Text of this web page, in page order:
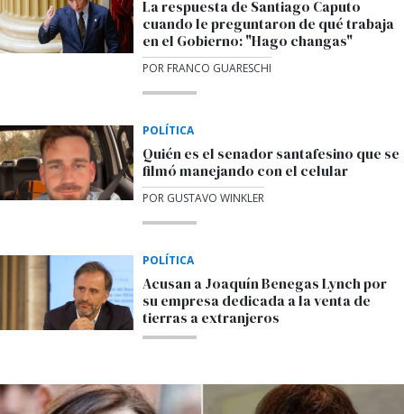
La respuesta de Santiago Caputo
cuando le preguntaron de qué trabaja
en el Gobierno: "Hago changas"
POR FRANCO GUARESCHI
POLÍTICA
Quién es el senador santafesino que se
filmó manejando con el celular
POR GUSTAVO WINKLER
POLÍTICA
Acusan a Joaquín Benegas Lynch por
su empresa dedicada a la venta de
tierras a extranjeros